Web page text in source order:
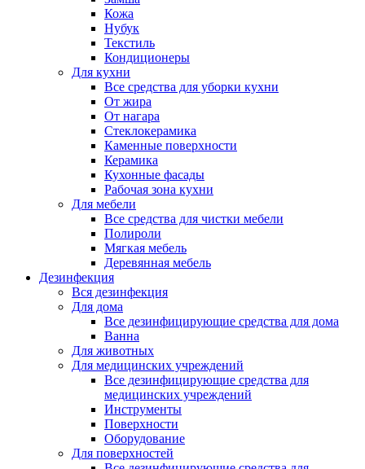
Кожа
Нубук
Текстиль
Кондиционеры
Для кухни
Все средства для уборки кухни
От жира
От нагара
Стеклокерамика
Каменные поверхности
Керамика
Кухонные фасады
Рабочая зона кухни
Для мебели
Все средства для чистки мебели
Полироли
Мягкая мебель
Деревянная мебель
Дезинфекция
Вся дезинфекция
Для дома
Все дезинфицирующие средства для дома
Ванна
Для животных
Для медицинских учреждений
Все дезинфицирующие средства для
медицинских учреждений
Инструменты
Поверхности
Оборудование
Для поверхностей